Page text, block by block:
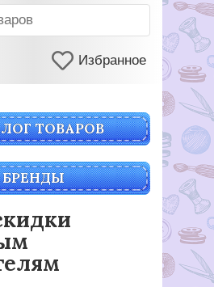
Избранное
ТОВАРОВ
БРЕНДЫ